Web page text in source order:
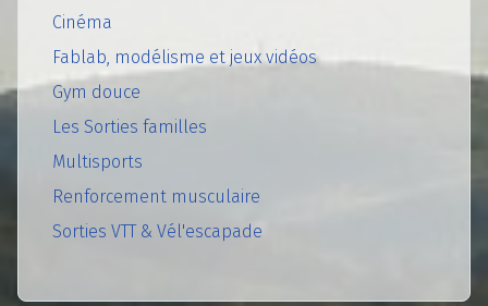
Cinéma
Fablab, modélisme et jeux vidéos
Gym douce
Les Sorties familles
Multisports
Renforcement musculaire
Sorties VTT & Vél'escapade